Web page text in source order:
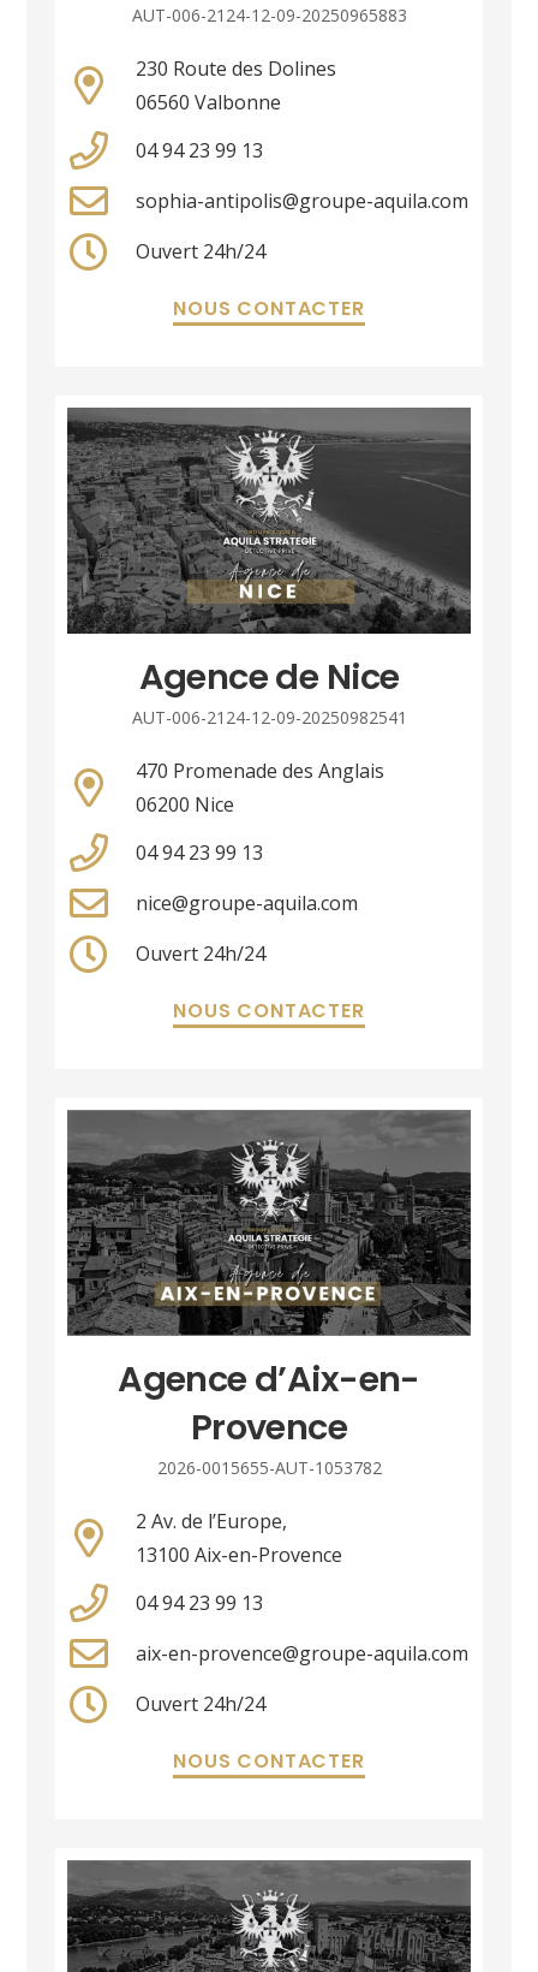
AUT-006-2124-12-09-20250965883
230 Route des Dolines
06560 Valbonne
04 94 23 99 13
sophia-antipolis@groupe-aquila.com
Ouvert 24h/24
NOUS CONTACTER
Agence de Nice
AUT-006-2124-12-09-20250982541
470 Promenade des Anglais
06200 Nice
04 94 23 99 13
nice@groupe-aquila.com
Ouvert 24h/24
NOUS CONTACTER
Agence d’Aix-en-
Provence
2026-0015655-AUT-1053782
2 Av. de l’Europe,
13100 Aix-en-Provence
04 94 23 99 13
aix-en-provence@groupe-aquila.com
Ouvert 24h/24
NOUS CONTACTER